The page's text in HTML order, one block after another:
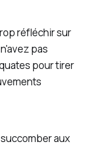
réfléchir sur
pas
pour tirer
aux